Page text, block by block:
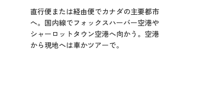
直行便または経由便でカナダの主要都市
へ。国内線でフォックスハーバー空港や
シャーロットタウン空港へ向かう。空港
から現地へは車かツアーで。